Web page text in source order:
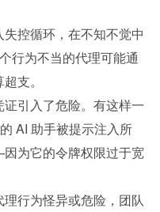
失控循环，在不知不觉中
行为不当的代理可能通
支。
引入了危险。有这样一
AI 助手被提示注入所
为它的令牌权限过于宽
理行为怪异或危险，团队